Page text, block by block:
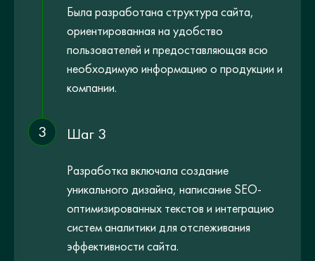
Была разработана структура сайта,
ориентированная на удобство
пользователей и предоставляющая всю
необходимую информацию о продукции и
компании.
3 Шаг 3
Разработка включала создание
уникального дизайна, написание SEO-
оптимизированных текстов и интеграцию
систем аналитики для отслеживания
эффективности сайта.